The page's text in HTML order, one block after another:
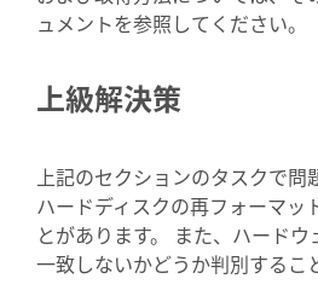
ュメントを参照してください。
上級解決策
上記のセクションのタスクで問
ハードディスクの再フォーマッ
とがあります。 また、ハード
一致しないかどうか判別するこ